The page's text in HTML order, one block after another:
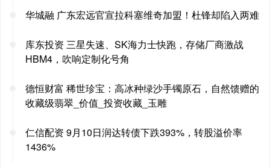
华城融 广东宏远官宣拉科塞维奇加盟！杜锋却陷入两难
库东投资 三星失速、SK海力士快跑，存储厂商激战
HBM4，吹响定制化号角
德恒财富 稀世珍宝：高冰种绿沙手镯原石，自然馈赠的
收藏级翡翠_价值_投资收藏_玉雕
仁信配资 9月10日润达转债下跌393%，转股溢价率
1436%